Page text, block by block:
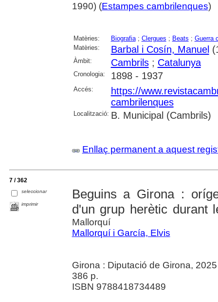
1990) (Estampes cambrilenques)
Matèries: Biografia; Clergues ; Beats ; Guerra
Matèries:
Barbal i Cosín, Manuel
Àmbit: Cambrils; Catalunya
Cronologia: 1898 - 1937
Accés:
https://
cambrilenques
Localització: B. Municipal (Cambrils)
Enllaç permanent a aquest
7 / 362
seleccionar
imprimir
Beguins a Girona :
d'un grup herètic durant
Mallorquí
Mallorquí i García, Elvis
Girona : Diputació de Girona, 2025
386 p.
ISBN 9788418734489